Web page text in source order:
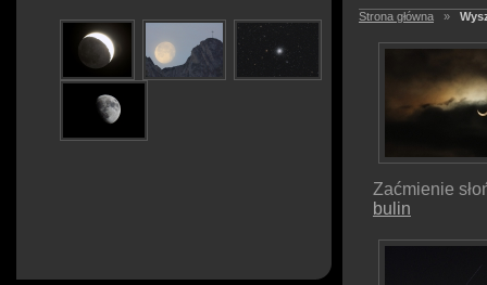
Strona główna »
Zaćmienie
bulin